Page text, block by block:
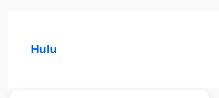
Hulu